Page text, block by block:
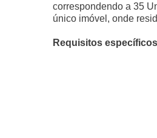
correspondendo a 35
único imóvel, onde
Requisitos